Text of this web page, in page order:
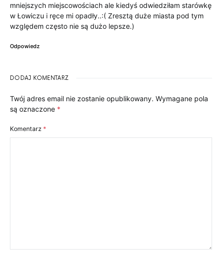
mniejszych miejscowościach ale kiedyś odwiedziłam starówkę
w Łowiczu i ręce mi opadły..:( Zresztą duże miasta pod tym
względem często nie są dużo lepsze.)
Odpowiedz
DODAJ KOMENTARZ
Twój adres email nie zostanie opublikowany. Wymagane pola
są oznaczone *
Komentarz *